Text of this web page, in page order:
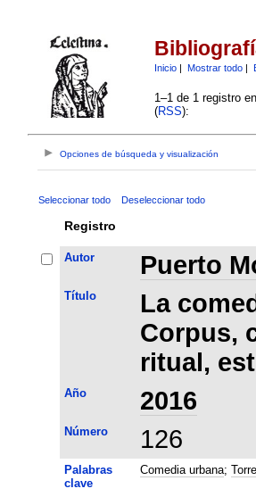
Inicio| Mostrar todo|
1–1 de 1 registro
(RSS):
Opciones de búsqueda y visualización
Seleccionar todo Deseleccionar todo
Registro
Autor Puerto
Título
La
Corpus,
ritual,
Año 2016
Número 126
Palabras
clave
Comedia urbana;